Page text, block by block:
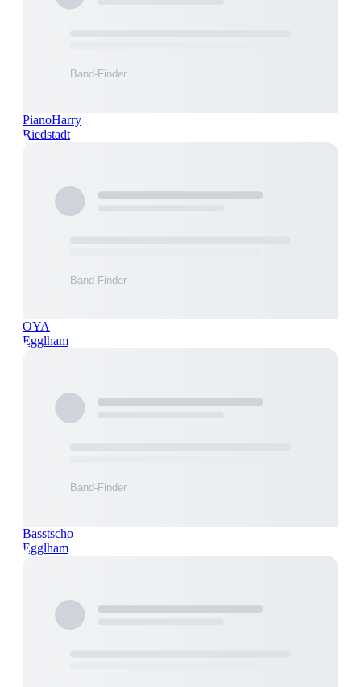
PianoHarry
Riedstadt
OYA
Egglham
Basstscho
Egglham